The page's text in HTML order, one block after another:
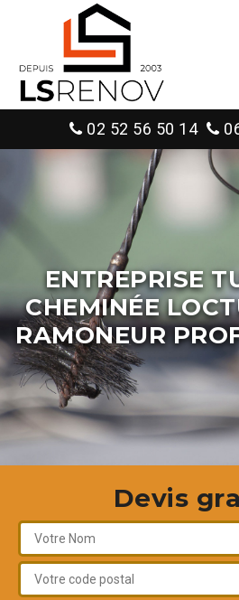
02 52 56 50 14
ENTREPRISE
CHEMINÉE
RAMONEUR
Devis